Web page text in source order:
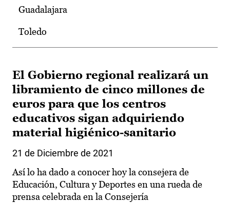
Guadalajara
Toledo
El Gobierno regional realizará un
libramiento de cinco millones de
euros para que los centros
educativos sigan adquiriendo
material higiénico-sanitario
21 de Diciembre de 2021
Así lo ha dado a conocer hoy la consejera de
Educación, Cultura y Deportes en una rueda de
prensa celebrada en la Consejería